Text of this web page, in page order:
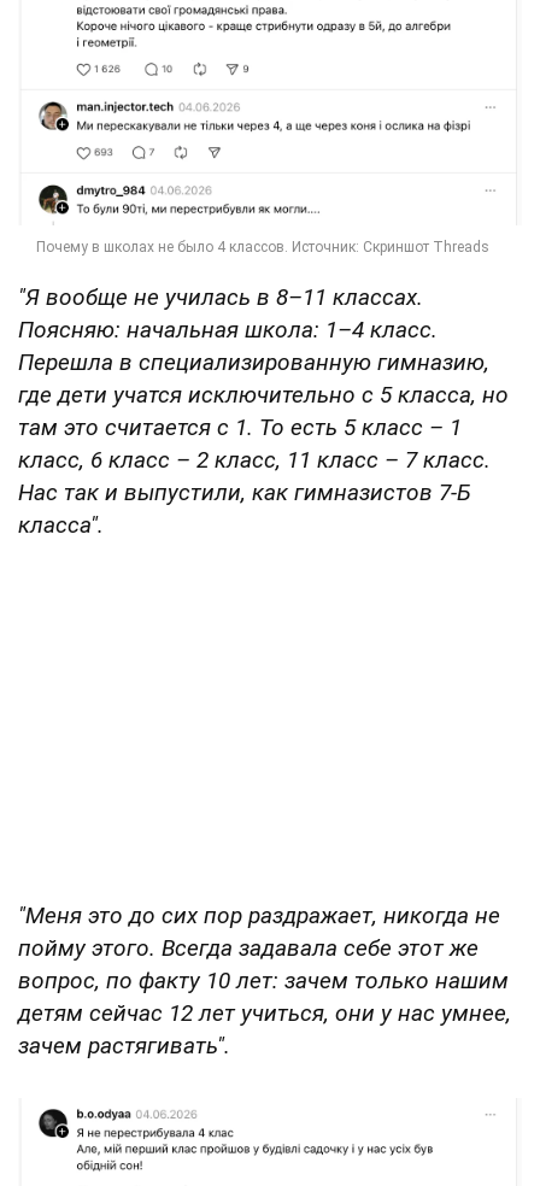
"Я вообще не училась в 8–11 классах.
Поясняю: начальная школа: 1–4 класс.
Перешла в специализированную гимназию,
где дети учатся исключительно с 5 класса, но
там это считается с 1. То есть 5 класс – 1
класс, 6 класс – 2 класс, 11 класс – 7 класс.
Нас так и выпустили, как гимназистов 7-Б
класса".
"Меня это до сих пор раздражает, никогда не
пойму этого. Всегда задавала себе этот же
вопрос, по факту 10 лет: зачем только нашим
детям сейчас 12 лет учиться, они у нас умнее,
зачем растягивать".